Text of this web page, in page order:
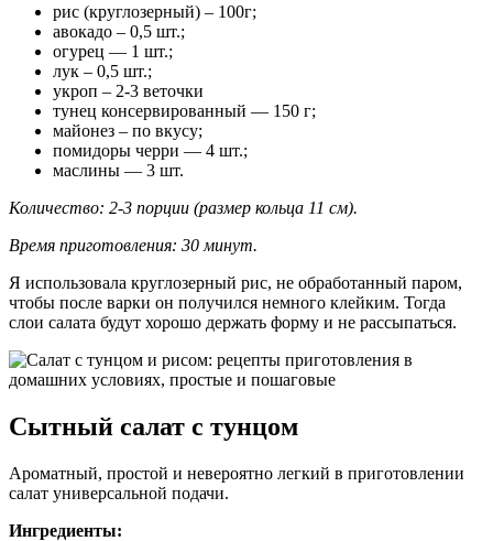
рис (круглозерный) – 100г;
авокадо – 0,5 шт.;
огурец — 1 шт.;
лук – 0,5 шт.;
укроп – 2-3 веточки
тунец консервированный — 150 г;
майонез – по вкусу;
помидоры черри — 4 шт.;
маслины — 3 шт.
Количество: 2-3 порции (размер кольца 11 см).
Время приготовления: 30 минут.
Я использовала круглозерный рис, не обработанный паром,
чтобы после варки он получился немного клейким. Тогда
слои салата будут хорошо держать форму и не рассыпаться.
Сытный салат с тунцом
Ароматный, простой и невероятно легкий в приготовлении
салат универсальной подачи.
Ингредиенты: